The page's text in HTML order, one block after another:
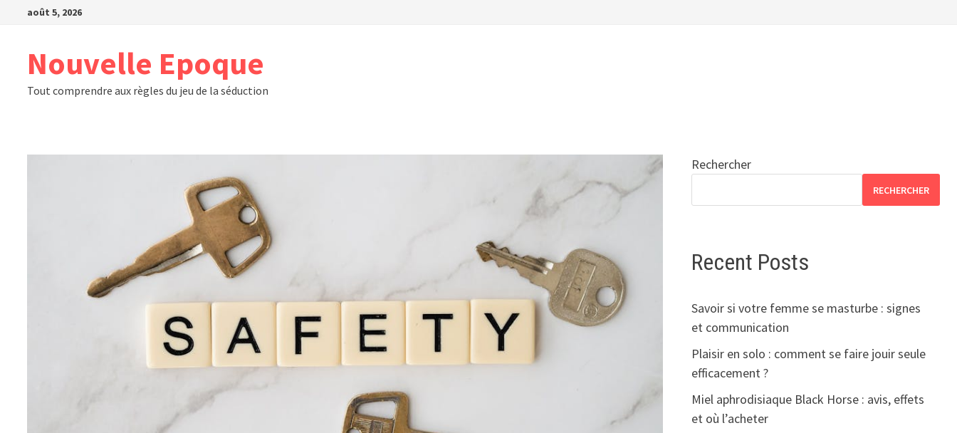
Passeraoût 5, 2026
Nouvelle Epoque
Tout comprendre aux règles du jeu de la séduction
Rechercher
RECHERCHER
Recent Posts
Savoir si votre femme se masturbe : signes
et communication
Plaisir en solo : comment se faire jouir seule
efficacement ?
Miel aphrodisiaque Black Horse : avis, effets
et où l’acheter